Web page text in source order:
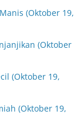
(Oktober 19,
(Oktober
(Oktober 19,
(Oktober 19,